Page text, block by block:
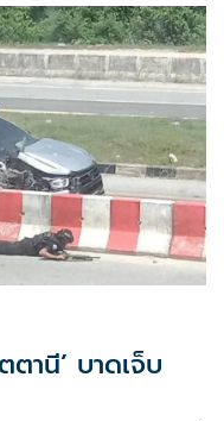
ตานี’ บาดเจ็บ